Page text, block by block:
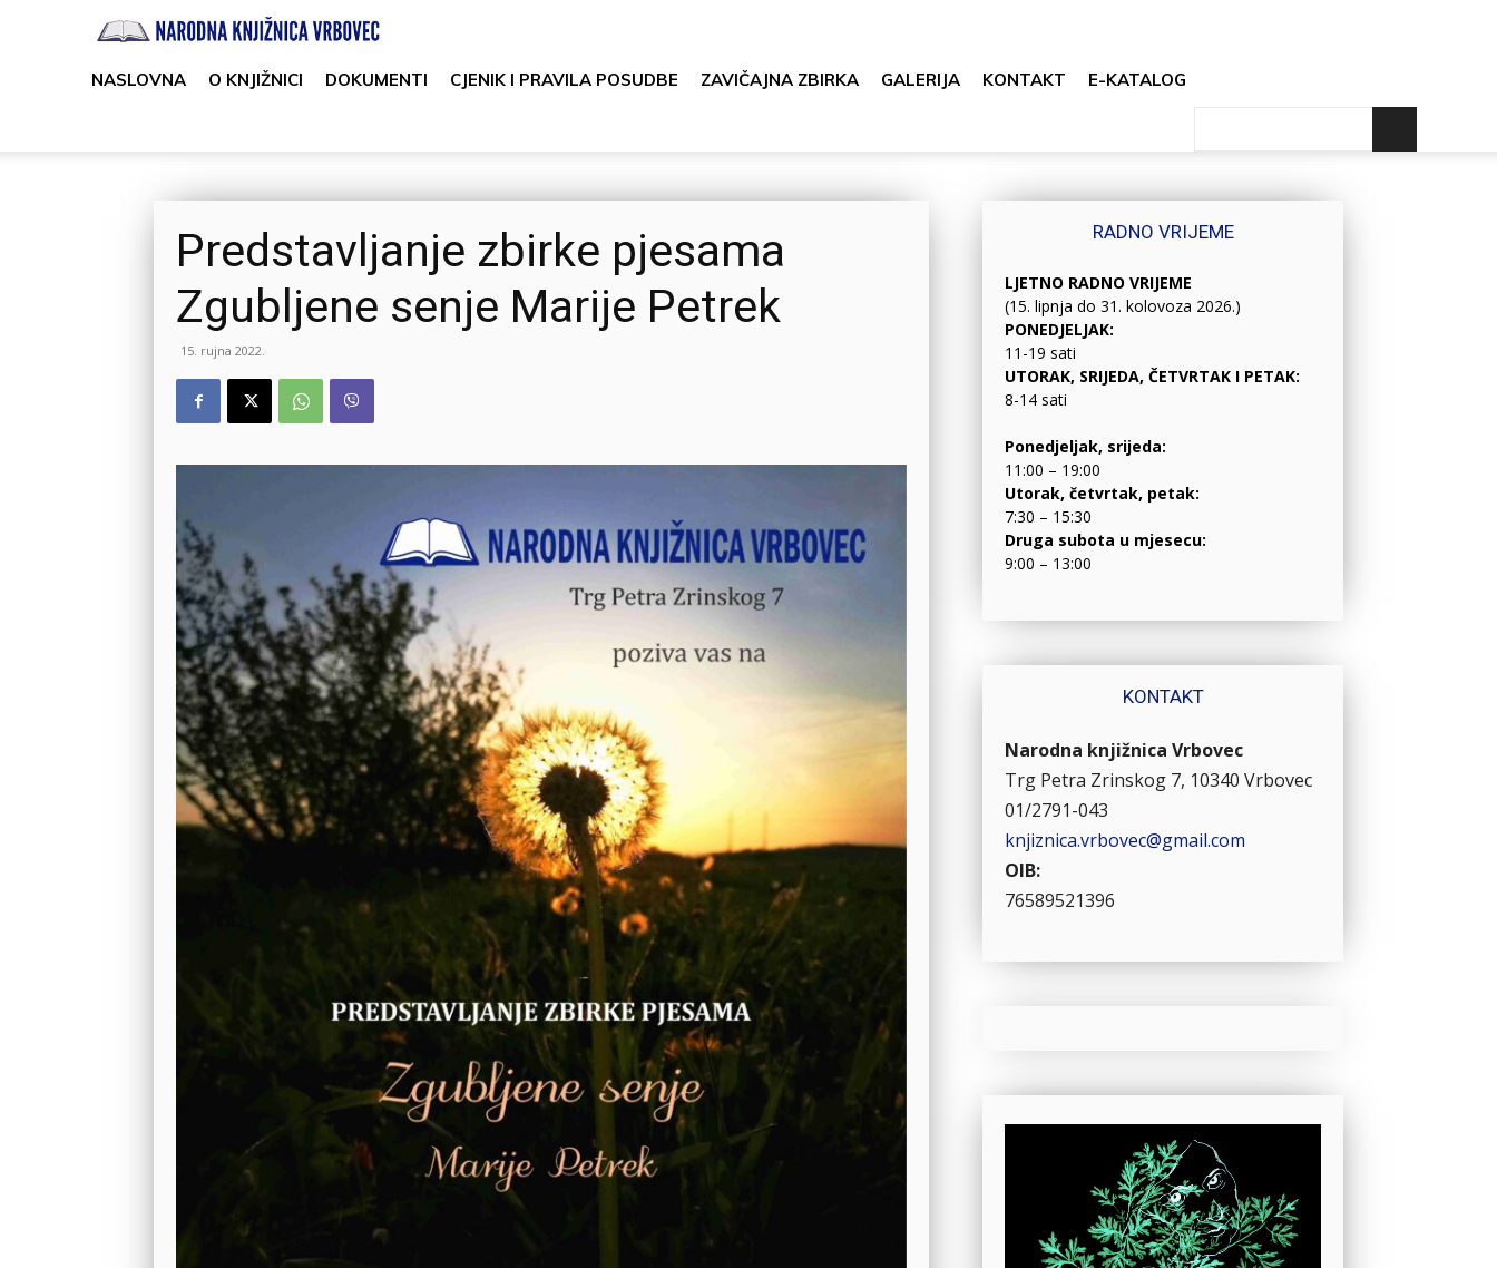
knjižnica
NASLOVNA O KNJIŽNICI DOKUMENTI CJENIK I PRAVILA POSUDBE ZAVIČAJNA ZBIRKA GALERIJA KONTAKT E-KATALOG
Predstavljanje zbirke pjesama
Zgubljene senje Marije Petrek
15. rujna 2022.
RADNO VRIJEME
LJETNO RADNO VRIJEME
(15. lipnja do 31. kolovoza 2026.)
PONEDJELJAK:
11-19 sati
UTORAK, SRIJEDA, ČETVRTAK I PETAK:
8-14 sati
Ponedjeljak, srijeda:
11:00 – 19:00
Utorak, četvrtak, petak:
7:30 – 15:30
Druga subota u mjesecu:
9:00 – 13:00
KONTAKT
Narodna knjižnica Vrbovec
Trg Petra Zrinskog 7, 10340 Vrbovec
01/2791-043
knjiznica.vrbovec@gmail.com
OIB:
76589521396